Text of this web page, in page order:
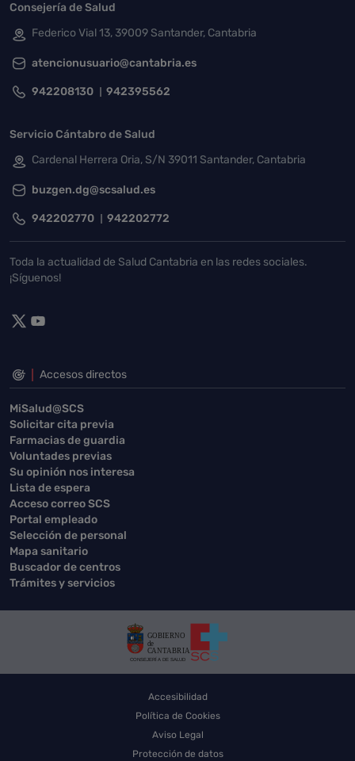
Consejería de Salud
Federico Vial 13, 39009 Santander, Cantabria
atencionusuario@cantabria.es
942208130 942395562
Servicio Cántabro de Salud
Cardenal Herrera Oria, S/N 39011 Santander, Cantabria
buzgen.dg@scsalud.es
942202770 942202772
Toda la actualidad de Salud Cantabria en las redes sociales.
¡Síguenos!
Accesos directos
MiSalud@SCS
Solicitar cita previa
Farmacias de guardia
Voluntades previas
Su opinión nos interesa
Lista de espera
Acceso correo SCS
Portal empleado
Selección de personal
Mapa sanitario
Buscador de centros
Trámites y servicios
Accesibilidad
Política de Cookies
Aviso Legal
Protección de datos